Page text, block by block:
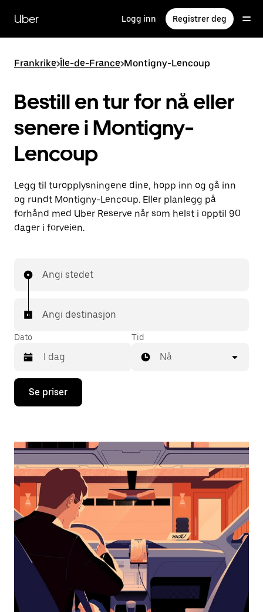
hovedinnholdet
Uber Logg inn Registrer deg
Frankrike>Île-de-France>Montigny-Lencoup
Bestill en tur for nå eller
senere i Montigny-
Lencoup
Legg til turopplysningene dine, hopp inn og gå inn
og rundt Montigny-Lencoup. Eller planlegg på
forhånd med Uber Reserve når som helst i opptil 90
dager i forveien.
Angi stedet
Angi destinasjon
Dato
Trykk
piltast
åpne
og
velge
dato.
Trykk
på
Esc-
knappen
kalenderen.
Tid
Nå
Se priser